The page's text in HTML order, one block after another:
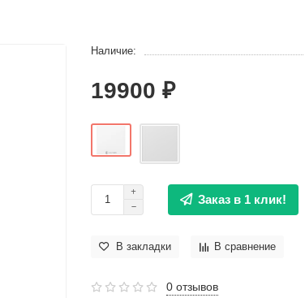
Наличие:
19900 ₽
Заказ в 1 клик!
В закладки В сравнение
0 отзывов